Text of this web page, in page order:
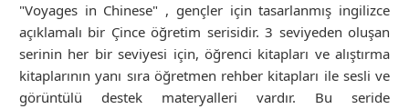
"Voyages in Chinese" , gençler için tasarlanmış ingilizce
açıklamalı bir Çince öğretim serisidir. 3 seviyeden oluşan
serinin her bir seviyesi için, öğrenci kitapları ve alıştırma
kitaplarının yanı sıra öğretmen rehber kitapları ile sesli ve
görüntülü destek materyalleri vardır. Bu seride